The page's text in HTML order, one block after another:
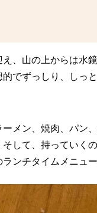
、山の上からは水
でずっしり、しっと
メン、焼肉、パン
して、持っていく
ンチタイムメニュー